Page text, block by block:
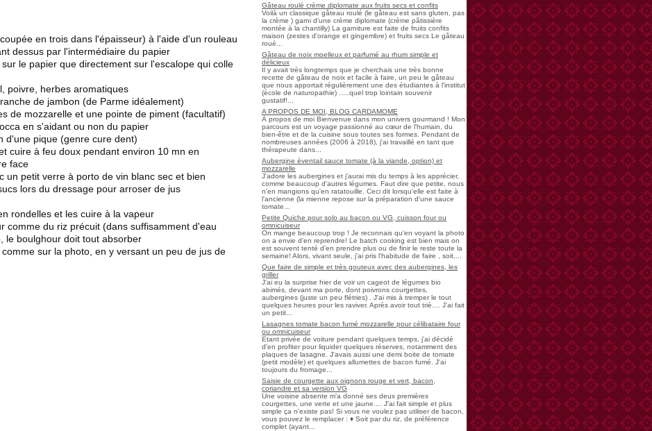
en trois dans l'épaisseur) à l'aide d'un rouleau
dessus par l'intermédiaire du papier
le papier que directement sur l'escalope qui colle
poivre, herbes aromatiques
de jambon (de Parme idéalement)
de mozzarelle et une pointe de piment (facultatif)
en s'aidant ou non du papier
d'une pique (genre cure dent)
cuire à feu doux pendant environ 10 mn en
face
un petit verre à porto de vin blanc sec et bien
lors du dressage pour arroser de jus
rondelles et les cuire à la vapeur
comme du riz précuit (dans suffisamment d'eau
le boulghour doit tout absorber
sur la photo, en y versant un peu de jus de
Gâteau roulé crème diplomate aux fruits secs et confits
Voilà un classique gâteau roulé (le gâteau est sans gluten, pas
la crème ) garni d'une crème diplomate (crème pâtissière
montée à la chantilly) La garniture est faite de fruits confits
maison (zestes d'orange et gingembre) et fruits secs Le gâteau
roué...
Gâteau de noix moelleux et parfumé au rhum simple et
délicieux
Il y avait très longtemps que je cherchais une très bonne
recette de gâteau de noix et facile à faire, un peu le gâteau
que nous apportait régulièrement une des étudiantes à l'institut
(école de naturopathie) .....quel trop lointain souvenir
gustatif!...
A PROPOS DE MOI, BLOG CARDAMOME
À propos de moi Bienvenue dans mon univers gourmand ! Mon
parcours est un voyage passionné au cœur de l'humain, du
bien-être et de la cuisine sous toutes ses formes. Pendant de
nombreuses années (2006 à 2018), j'ai travaillé en tant que
thérapeute dans...
Aubergine éventail sauce tomate (à la viande, option) et
mozzarelle
J'adore les aubergines et j'aurai mis du temps à les apprécier,
comme beaucoup d'autres légumes. Faut dire que petite, nous
n'en mangions qu'en ratatouille. Ceci dit lorsqu'elle est faite à
l'ancienne (la mienne repose sur la préparation d'une sauce
tomate...
Petite Quiche pour solo au bacon ou VG, cuisson four ou
omnicuiseur
On mange beaucoup trop ! Je reconnais qu'en voyant la photo
on a envie d'en reprendre! Le batch cooking est bien mais on
est souvent tenté d'en prendre plus ou de finir le reste toute la
semaine! Alors, vivant seule, j'ai pris l'habitude de faire , soit,...
Que faire de simple et très gouteux avec des aubergines, les
griller
J'ai eu la surprise hier de voir un cageot de légumes bio
abimés, devant ma porte, dont poivrons courgettes,
aubergines (juste un peu flétries) . J'ai mis à tremper le tout
quelques heures pour les raviver. Après avoir tout trié.... J'ai fait
un petit...
Lasagnes tomate bacon fumé mozzarelle pour célibataire four
ou omnicuiseur
Etant privée de voiture pendant quelques temps, j'ai décidé
d'en profiter pour liquider quelques réserves, notamment des
plaques de lasagne. J'avais aussi une demi boite de tomate
(petit modèle) et quelques allumettes de bacon fumé. J'ai
toujours du fromage...
Saisie de courgette aux oignons rouge et vert, bacon,
coriandre et sa version VG
Une voisine absente m'a donné ses deux premières
courgettes, une verte et une jaune.... J'ai fait simple et plus
simple ça n'existe pas! Si vous ne voulez pas utiliser de bacon,
vous pouvez le remplacer : ♦ Soit par du riz, de préférence
complet (ayant...